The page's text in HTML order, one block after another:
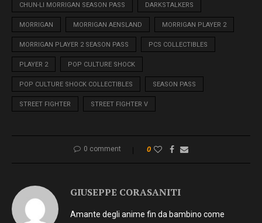
CHUN-LI MORRIGAN SEASON PASS DARKSTALKERS
MORRIGAN MORRIGAN AENSLAND MORRIGAN PLAYER 2
MORRIGAN PLAYER 2 SEASON PASS PCS COLLECTIBLES
PLAYER 2 POP CULTURE SHOCK
POP CULTURE SHOCK COLLECTIBLES SEASON PASS
STREET FIGHTER STREET FIGHTER V
0 comment 0
GIUSEPPE CORASANITI
Amante degli anime fin da bambino come